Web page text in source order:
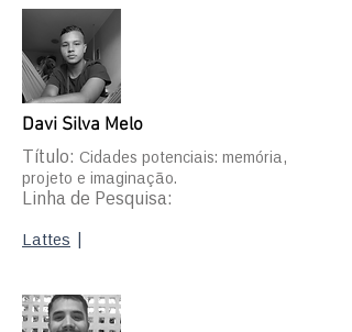
Davi Silva Melo
Título: Cidades potenciais: memória,
projeto e imaginação.
Linha de Pesquisa:
Lattes